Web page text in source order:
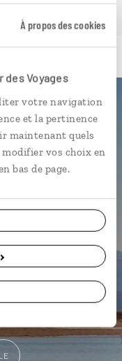
À propos des cookies
Voyages
votre navigation
et la pertinence
maintenant quels
modifier vos choix en
bas de page.
Chili